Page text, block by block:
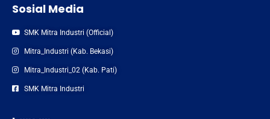
Sosial Media
SMK Mitra Industri (Official)
Mitra_Industri (Kab. Bekasi)
Mitra_Industri_02 (Kab. Pati)
SMK Mitra Industri